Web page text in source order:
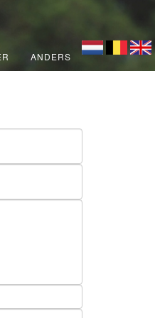
ANDERS